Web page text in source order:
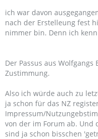
ich war davon
nach der Erstelleung fest
nimmer bin. Denn ich
Der Passus aus
Zustimmung.
Also ich würde auch zu
ja schon für das NZ
Impressum/
von der im Forum ab. Und
sind ja schon bisschen